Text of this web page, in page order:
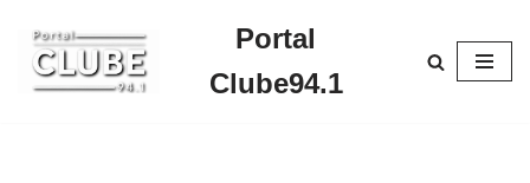
Pular
para
Portal
Clube94.1